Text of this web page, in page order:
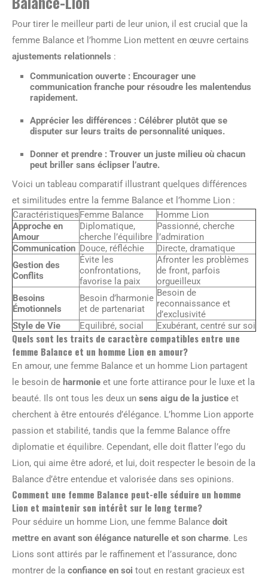
Pour tirer le meilleur parti de leur union, il est crucial que la
femme Balance et l’homme Lion mettent en œuvre certains
ajustements relationnels :
Communication ouverte : Encourager une
communication franche pour résoudre les malentendus
rapidement.
Apprécier les différences : Célébrer plutôt que se
disputer sur leurs traits de personnalité uniques.
Donner et prendre : Trouver un juste milieu où chacun
peut briller sans éclipser l’autre.
Voici un tableau comparatif illustrant quelques différences
et similitudes entre la femme Balance et l’homme Lion :
CaractéristiquesFemme Balance
Homme Lion
Approche en
Amour
Diplomatique,
cherche l’équilibre
Passionné, cherche
l’admiration
Communication Douce, réfléchie
Directe, dramatique
Gestion des
Conflits
Évite les
confrontations,
favorise la paix
Afronter les problèmes
de front, parfois
orgueilleux
Besoins
Émotionnels
Besoin d’harmonie
et de partenariat
Besoin de
reconnaissance et
d’exclusivité
Style de Vie
Equilibré, social Exubérant, centré sur soi
Quels sont les traits de caractère compatibles entre une
femme Balance et un homme Lion en amour?
En amour, une femme Balance et un homme Lion partagent
le besoin de harmonie et une forte attirance pour le luxe et la
beauté. Ils ont tous les deux un sens aigu de la justice et
cherchent à être entourés d’élégance. L’homme Lion apporte
passion et stabilité, tandis que la femme Balance offre
diplomatie et équilibre. Cependant, elle doit flatter l’ego du
Lion, qui aime être adoré, et lui, doit respecter le besoin de la
Balance d’être entendue et valorisée dans ses opinions.
Comment une femme Balance peut-elle séduire un homme
Lion et maintenir son intérêt sur le long terme?
Pour séduire un homme Lion, une femme Balance doit
mettre en avant son élégance naturelle et son charme. Les
Lions sont attirés par le raffinement et l’assurance, donc
montrer de la confiance en soi tout en restant gracieux est